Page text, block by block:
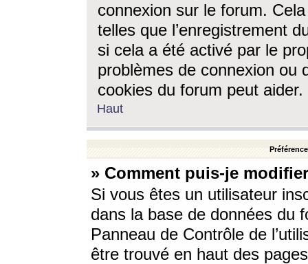
connexion sur le forum.
telles que l’enregistrement
si cela a été activé par le
problèmes de connexion ou
cookies du forum peut aider.
Haut
» Comment puis-je
Si vous êtes un utilisateur
dans la base de données du
Panneau de Contrôle de
être trouvé en haut des